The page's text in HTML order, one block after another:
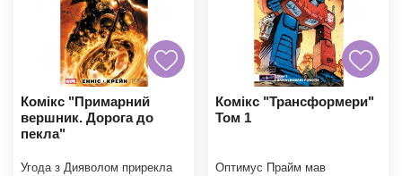
Комікс "Примарний
вершник. Дорога до
пекла"
Угода з Дияволом прирекла
Комікс "Трансформери"
Том 1
Оптимус Прайм мав